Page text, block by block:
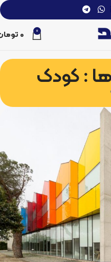
0
0
: کودک